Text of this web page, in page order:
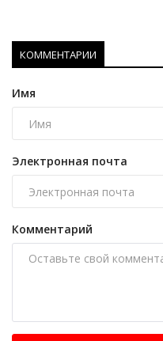
КОММЕНТАРИИ
Имя
Электронная почта
Комментарий